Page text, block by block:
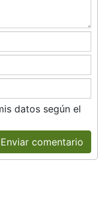
datos según el
Enviar comentario